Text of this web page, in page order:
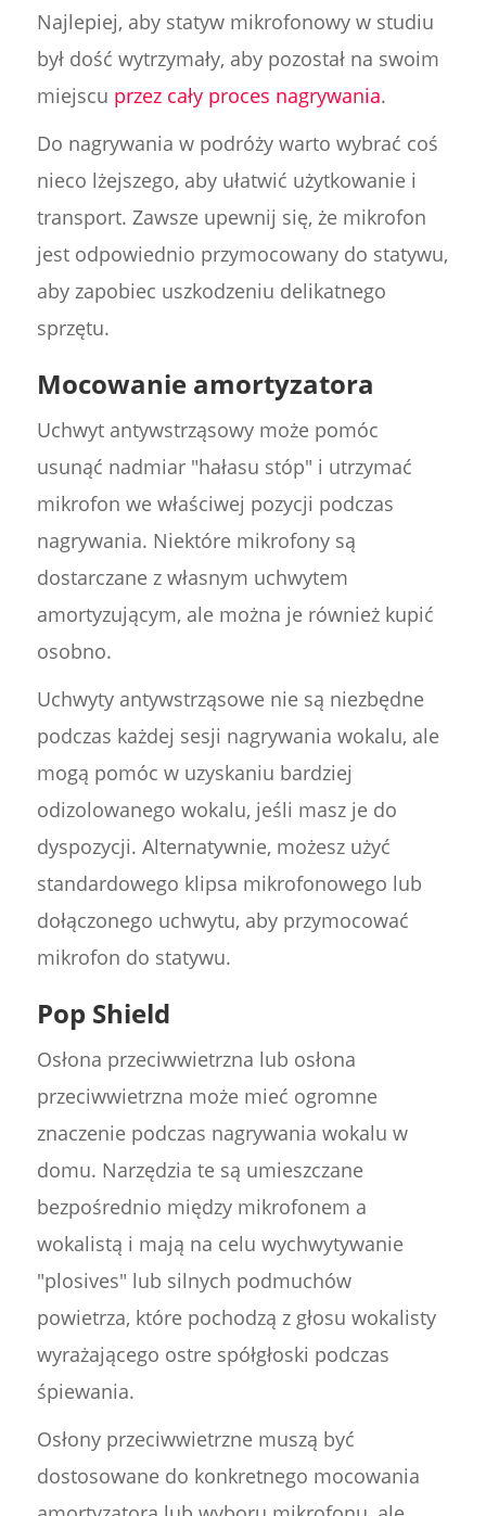
Najlepiej, aby statyw mikrofonowy w studiu
był dość wytrzymały, aby pozostał na swoim
miejscu przez cały proces nagrywania.
Do nagrywania w podróży warto wybrać coś
nieco lżejszego, aby ułatwić użytkowanie i
transport. Zawsze upewnij się, że mikrofon
jest odpowiednio przymocowany do statywu,
aby zapobiec uszkodzeniu delikatnego
sprzętu.
Mocowanie amortyzatora
Uchwyt antywstrząsowy może pomóc
usunąć nadmiar "hałasu stóp" i utrzymać
mikrofon we właściwej pozycji podczas
nagrywania. Niektóre mikrofony są
dostarczane z własnym uchwytem
amortyzującym, ale można je również kupić
osobno.
Uchwyty antywstrząsowe nie są niezbędne
podczas każdej sesji nagrywania wokalu, ale
mogą pomóc w uzyskaniu bardziej
odizolowanego wokalu, jeśli masz je do
dyspozycji. Alternatywnie, możesz użyć
standardowego klipsa mikrofonowego lub
dołączonego uchwytu, aby przymocować
mikrofon do statywu.
Pop Shield
Osłona przeciwwietrzna lub osłona
przeciwwietrzna może mieć ogromne
znaczenie podczas nagrywania wokalu w
domu. Narzędzia te są umieszczane
bezpośrednio między mikrofonem a
wokalistą i mają na celu wychwytywanie
"plosives" lub silnych podmuchów
powietrza, które pochodzą z głosu wokalisty
wyrażającego ostre spółgłoski podczas
śpiewania.
Osłony przeciwwietrzne muszą być
dostosowane do konkretnego mocowania